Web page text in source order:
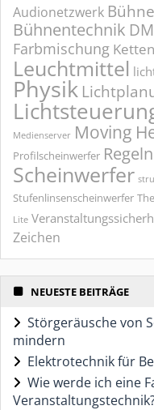
Audionetzwerk
Bühnentechnik
Farbmischung
Leuchtmittel
Physik
Medienserver Moving
Profilscheinwerfer
Scheinwerfer
Stufenlinsenscheinwerfer
Lite
Zeichen
NEUESTE BEITRÄGE
Störgeräusche von
mindern
Elektrotechnik für
Wie werde ich eine